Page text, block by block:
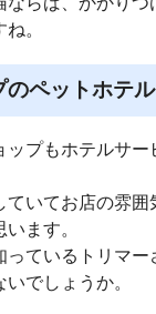
。
ペットホテル
ップもホテルサ
ていてお店の雰囲
ます。
ているトリマー
でしょうか。